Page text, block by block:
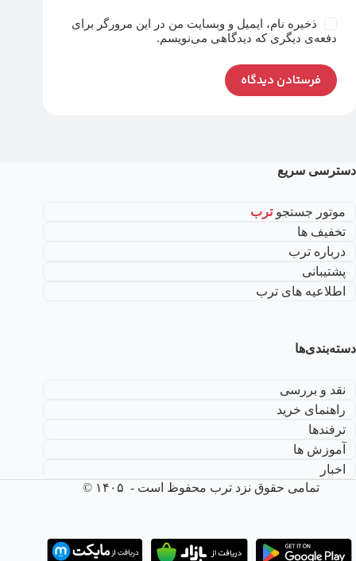
ذخیره نام، ایمیل و وبسایت من در این مرورگر برای
دفعه‌ی دیگری که دیدگاهی می‌نویسم.
فرستادن دیدگاه
دسترسی سریع
موتور جستجوترب
تخفیف ها
درباره ترب
پشتیبانی
اطلاعیه های ترب
دسته‌بندی‌ها
نقد و بررسی
راهنمای خرید
ترفندها
آموزش ها
اخبار
تمامی حقوق نزد ترب محفوظ است - ۱۴۰۵ ©